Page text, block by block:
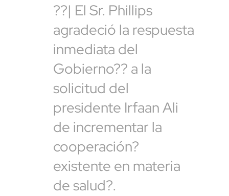
??| El Sr. Phillips
agradeció la respuesta
inmediata del
Gobierno?? a la
solicitud del
presidente Irfaan Ali
de incrementar la
cooperación?
existente en materia
de salud?.